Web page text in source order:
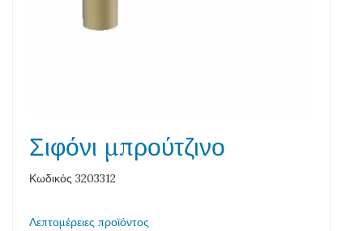
Σιφόνι μπρούτζινο
Κωδικός 3203312
Λεπτομέρειες προϊόντος